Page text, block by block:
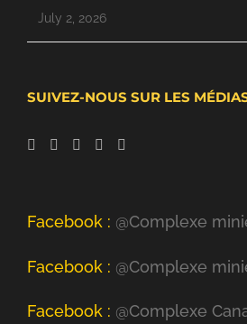
July 2, 2026
SUIVEZ-NOUS SUR LES
Facebook : @Complexe
Facebook : @Complexe
Facebook : @Complexe